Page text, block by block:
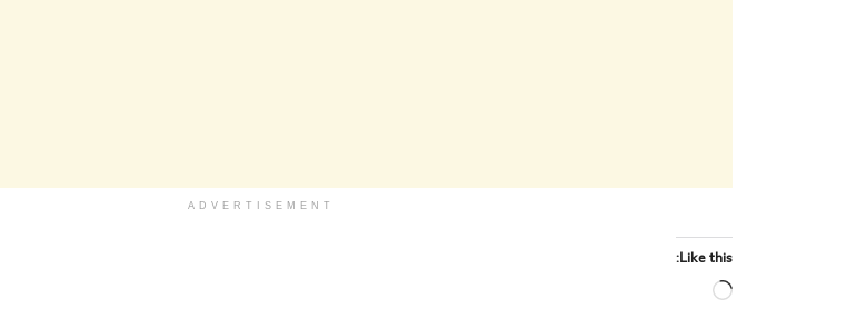
ADVERTISEMENT
Like this:
Loading…